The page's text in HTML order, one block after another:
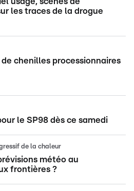
les traces de la drogue
de chenilles processionnaires
le SP98 dès ce samedi
de la chaleur
météo au
frontières ?